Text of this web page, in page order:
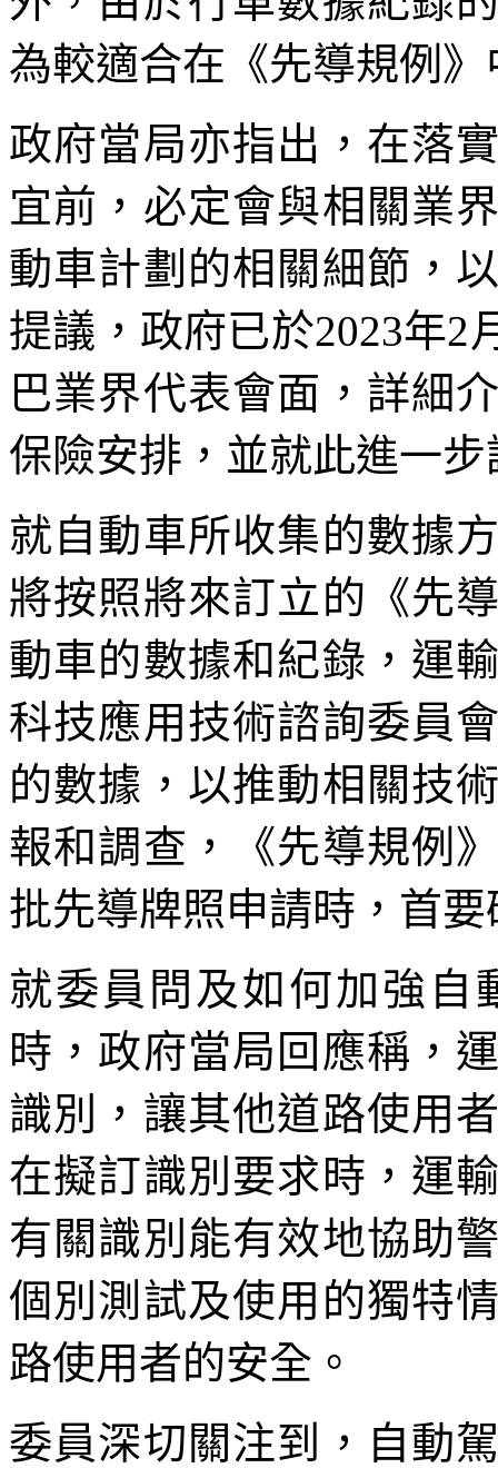
為較適合在《先導規例
政府當局亦指出，在落
宜前，必定會與相關業
動車計劃的相關細節，
提議，政府已於2023年2
巴業界代表會面，詳細
保險安排，並就此進一
就自動車所收集的數據
將按照將來訂立的《先
動車的數據和紀錄，運
科技應用技術諮詢委員
的數據，以推動相關技
報和調查，《先導規例
批先導牌照申請時，首
就委員問及如何加強自
時，政府當局回應稱，
識別，讓其他道路使用
在擬訂識別要求時，運
有關識別能有效地協助
個別測試及使用的獨特
路使用者的安全。
委員深切關注到，自動